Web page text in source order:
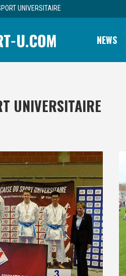
UNIVERSITAIRE
NEWS
UNIVERSITAIRE